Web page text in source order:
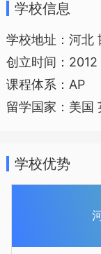
大，更在新
光荣的学校
设事业培养
学校信息
学校地址：河北
创立时间：2012
课程体系：AP
留学国家：美国
学校优势